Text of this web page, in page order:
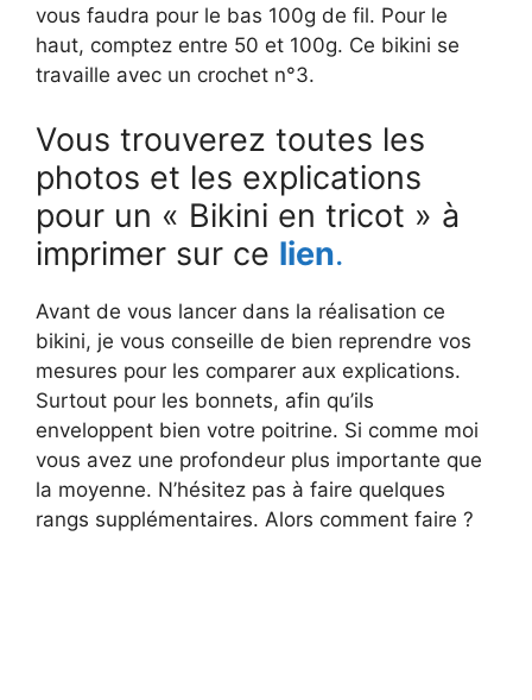
vous faudra pour le bas 100g de fil. Pour le
haut, comptez entre 50 et 100g. Ce bikini se
travaille avec un crochet n°3.
Vous trouverez toutes les
photos et les explications
pour un « Bikini en tricot » à
imprimer sur ce lien.
Avant de vous lancer dans la réalisation ce
bikini, je vous conseille de bien reprendre vos
mesures pour les comparer aux explications.
Surtout pour les bonnets, afin qu’ils
enveloppent bien votre poitrine. Si comme moi
vous avez une profondeur plus importante que
la moyenne. N’hésitez pas à faire quelques
rangs supplémentaires. Alors comment faire ?